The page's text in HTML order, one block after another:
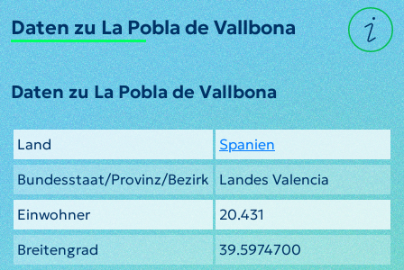
Daten zu La Pobla de Vallbona
Daten zu La Pobla de Vallbona
Land
Spanien
Bundesstaat/Provinz/Bezirk
Landes Valencia
Einwohner
20.431
Breitengrad
39.5974700